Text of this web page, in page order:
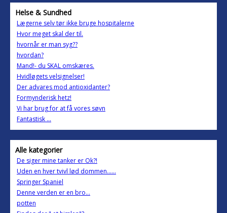
Helse & Sundhed
Lægerne selv tør ikke bruge hospitalerne
Hvor meget skal der til.
hvornår er man syg??
hvordan?
Mand!- du SKAL omskæres.
Hvidløgets velsignelser!
Der advares mod antioxidanter?
Formynderisk hetz!
Vi har brug for at få vores søvn
Fantastisk ...
Alle kategorier
De siger mine tanker er Ok?!
Uden en hver tvivl lød dommen......
Springer Spaniel
Denne verden er en bro...
potten